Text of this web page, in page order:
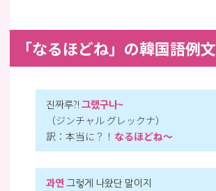
「なるほどね」の韓国語例文
진짜루?! 그랬구나~
（ジンチャル グレックナ）
訳：本当に？！ なるほどね〜
과연 그렇게 나왔단 말이지